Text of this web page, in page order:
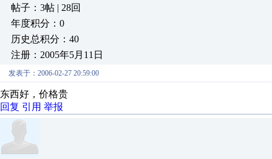
帖子：3帖 | 28回
年度积分：0
历史总积分：40
注册：2005年5月11日
发表于：2006-02-27 20:59:00
东西好，价格贵
回复 引用 举报